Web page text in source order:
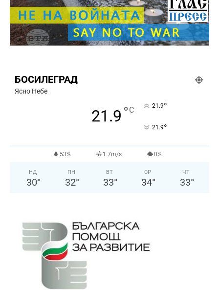
БОСИЛЕГРАД
Ясно Небе
21.9 °C 21.9°
21.9°
53% 1.7m/s 0%
НД
30°
ПН
32°
ВТ
33°
СР
34°
ЧТ
33°